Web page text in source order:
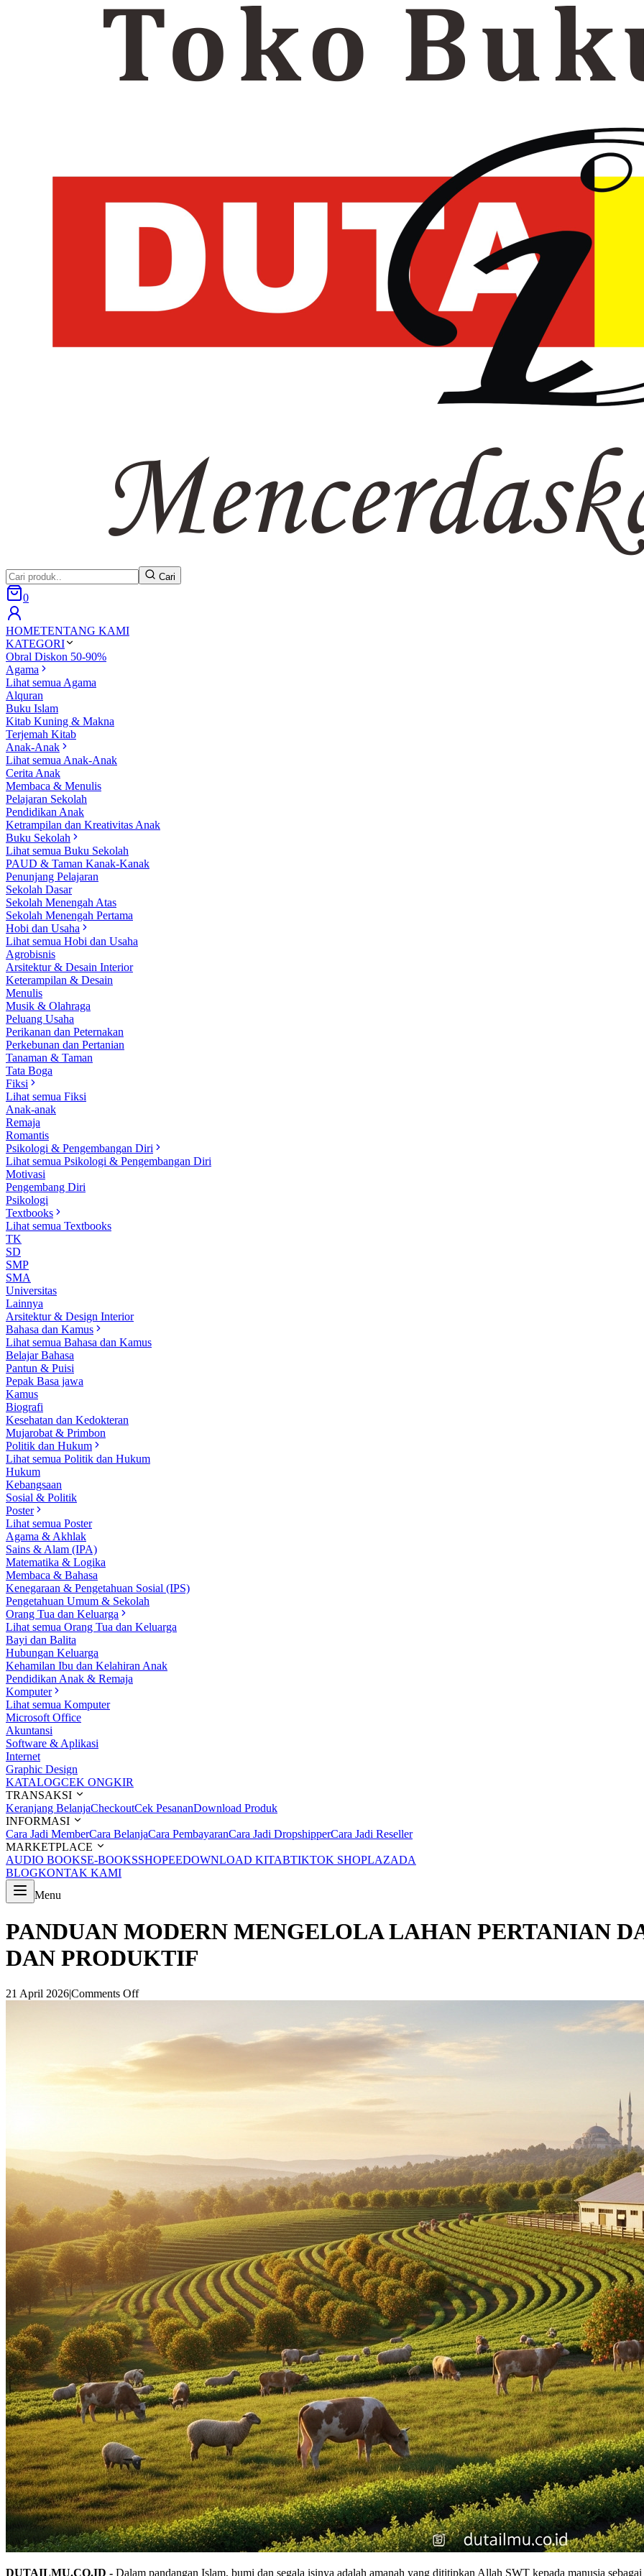
Cari
0
HOMETENTANG KAMI
KATEGORI
Obral Diskon 50-90%
Agama
Lihat semua Agama
Alquran
Buku Islam
Kitab Kuning & Makna
Terjemah Kitab
Anak-Anak
Lihat semua Anak-Anak
Cerita Anak
Membaca & Menulis
Pelajaran Sekolah
Pendidikan Anak
Ketrampilan dan Kreativitas Anak
Buku Sekolah
Lihat semua Buku Sekolah
PAUD & Taman Kanak-Kanak
Penunjang Pelajaran
Sekolah Dasar
Sekolah Menengah Atas
Sekolah Menengah Pertama
Hobi dan Usaha
Lihat semua Hobi dan Usaha
Agrobisnis
Arsitektur & Desain Interior
Keterampilan & Desain
Menulis
Musik & Olahraga
Peluang Usaha
Perikanan dan Peternakan
Perkebunan dan Pertanian
Tanaman & Taman
Tata Boga
Fiksi
Lihat semua Fiksi
Anak-anak
Remaja
Romantis
Psikologi & Pengembangan Diri
Lihat semua Psikologi & Pengembangan Diri
Motivasi
Pengembang Diri
Psikologi
Textbooks
Lihat semua Textbooks
TK
SD
SMP
SMA
Universitas
Lainnya
Arsitektur & Design Interior
Bahasa dan Kamus
Lihat semua Bahasa dan Kamus
Belajar Bahasa
Pantun & Puisi
Pepak Basa jawa
Kamus
Biografi
Kesehatan dan Kedokteran
Mujarobat & Primbon
Politik dan Hukum
Lihat semua Politik dan Hukum
Hukum
Kebangsaan
Sosial & Politik
Poster
Lihat semua Poster
Agama & Akhlak
Sains & Alam (IPA)
Matematika & Logika
Membaca & Bahasa
Kenegaraan & Pengetahuan Sosial (IPS)
Pengetahuan Umum & Sekolah
Orang Tua dan Keluarga
Lihat semua Orang Tua dan Keluarga
Bayi dan Balita
Hubungan Keluarga
Kehamilan Ibu dan Kelahiran Anak
Pendidikan Anak & Remaja
Komputer
Lihat semua Komputer
Microsoft Office
Akuntansi
Software & Aplikasi
Internet
Graphic Design
KATALOGCEK ONGKIR
TRANSAKSI
Keranjang BelanjaCheckoutCek PesananDownload Produk
INFORMASI
Cara Jadi MemberCara BelanjaCara PembayaranCara Jadi DropshipperCara Jadi Reseller
MARKETPLACE
AUDIO BOOKSE-BOOKSSHOPEEDOWNLOAD KITABTIKTOK SHOPLAZADA
BLOGKONTAK KAMI
Menu
PANDUAN MODERN MENGELOLA LAHAN PERTANIAN
DAN PRODUKTIF
21 April 2026|Comments Off
DUTAILMU.CO.ID - Dalam pandangan Islam, bumi dan segala isinya adalah amanah yang dititipkan Allah SWT kepada manusia